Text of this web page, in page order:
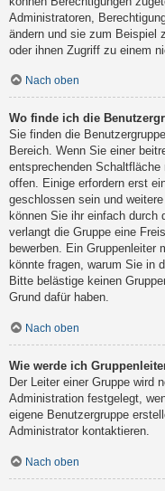
Administratoren,
ändern und sie zum Beispiel
oder ihnen Zugriff zu einem
Nach oben
Wo finde ich die
Sie finden die
Bereich. Wenn Sie einer
entsprechenden
offen. Einige erfordern erst
geschlossen sein und
können Sie ihr einfach durch
verlangt die Gruppe eine
bewerben. Ein Gruppenleiter
könnte fragen, warum Sie in
Bitte belästige keinen
Grund dafür haben.
Nach oben
Wie werde ich
Der Leiter einer Gruppe wird
Administration festgelegt,
eigene Benutzergruppe
Administrator kontaktieren.
Nach oben